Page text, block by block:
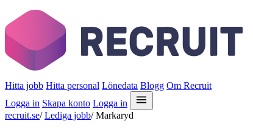
Hitta jobb Hitta personal Lönedata Blogg Om Recruit
Logga in Skapa konto Logga in
recruit.se/ Lediga jobb/ Markaryd